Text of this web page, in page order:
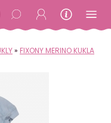
» FIXONY MERINO KUKLA